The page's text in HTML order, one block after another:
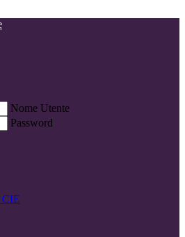
Nome Utente
Password
CIE